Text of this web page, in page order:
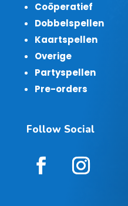
Coöperatief
Dobbelspellen
Kaartspellen
Overige
Partyspellen
Pre-orders
Follow Social